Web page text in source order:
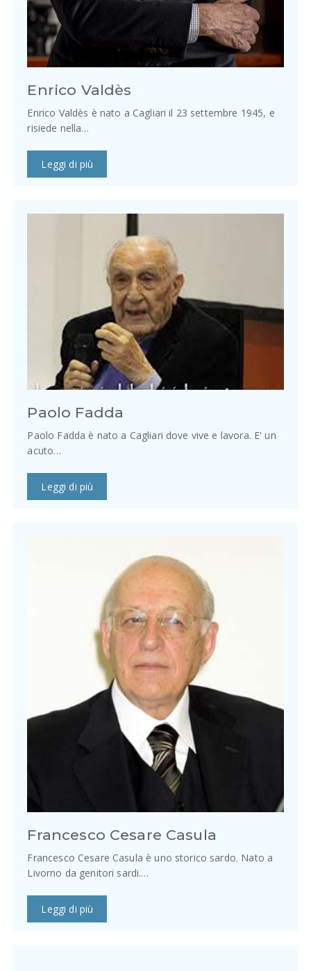
Enrico Valdès
Enrico Valdès è nato a Cagliari il 23 settembre 1945, e
risiede nella…
Leggi di più
Paolo Fadda
Paolo Fadda è nato a Cagliari dove vive e lavora. E' un
acuto…
Leggi di più
Francesco Cesare Casula
Francesco Cesare Casula è uno storico sardo. Nato a
Livorno da genitori sardi.…
Leggi di più